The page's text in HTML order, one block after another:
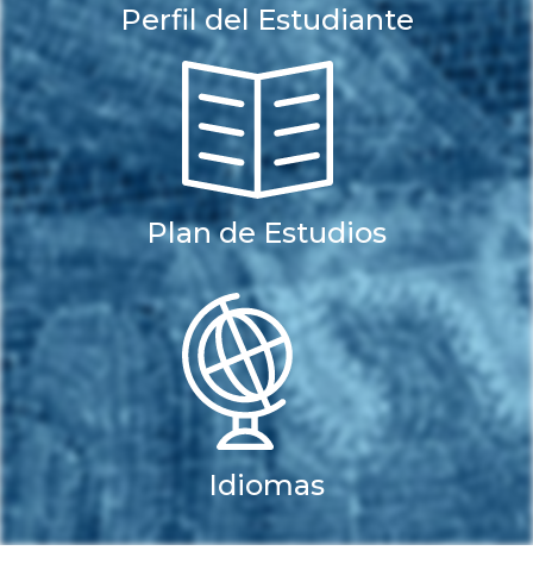
Perfil del Estudiante
Plan de Estudios
Idiomas